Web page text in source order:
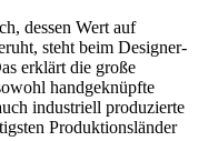
dessen Wert auf
steht beim Designer-
erklärt die große
handgeknüpfte
industriell produzierte
Produktionsländer